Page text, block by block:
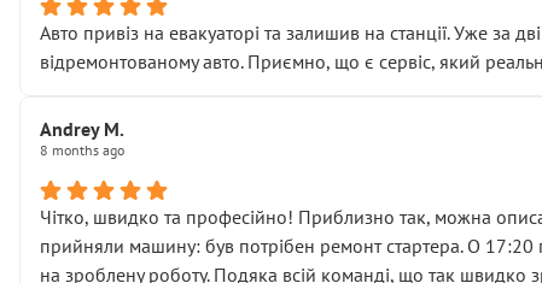
Я — клієнт, який працює на довірі, і саме її цей сервіс
Хотілося б більше:
• прозорості в роботах і рахунках
• реальної діагностики, а не формального “подивились і
На жаль, складається враження, що сервіс працює не на
Стосовно комунікації - все добре
Авто привіз на евакуаторі та залишив на станції. Уже за
відремонтованому авто. Приємно, що є сервіс, який
Andrey M.
8 months ago
Чітко, швидко та професійно! Приблизно так, можна
прийняли машину: був потрібен ремонт стартера. О 17:20
на зроблену роботу. Подяка всій команді, що так швидко